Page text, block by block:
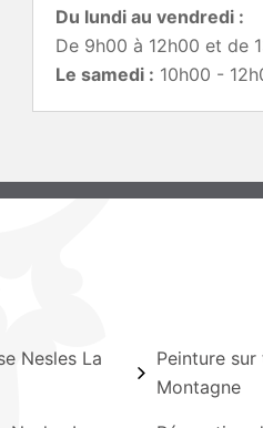
Du lundi au vendredi :
De 9h00 à 12h00 et de
Le samedi : 10h00 -
Nesles La
Peinture sur
Montagne